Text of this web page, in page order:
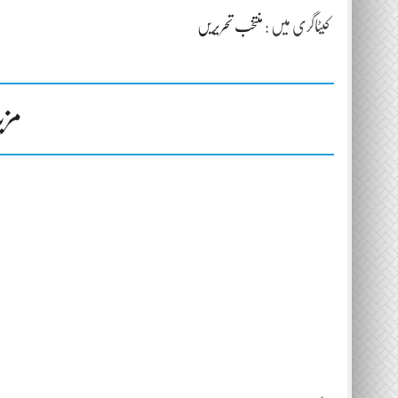
کیٹاگری میں : منتخب تحریریں